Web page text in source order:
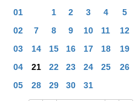
01
1 2 3 4 5
02
7 8 9 10 11 12
03
14 15 16 17 18 19
04
21 22 23 24 25 26
05
28 29 30 31